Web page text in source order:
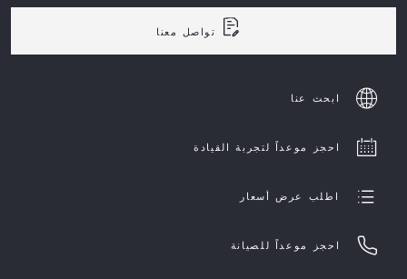
تواصل معنا
ابحث عنا
احجز موعداً لتجربة القيادة
اطلب عرض أسعار
احجز موعداً للصيانة